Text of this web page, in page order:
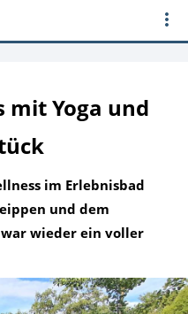
mit Yoga und
im Erlebnisbad
und dem
wieder ein voller